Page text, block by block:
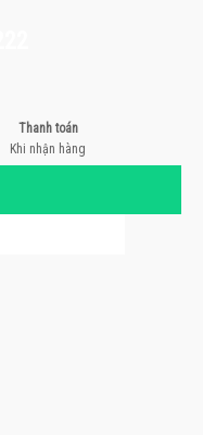
Thanh toán
Khi nhận hàng